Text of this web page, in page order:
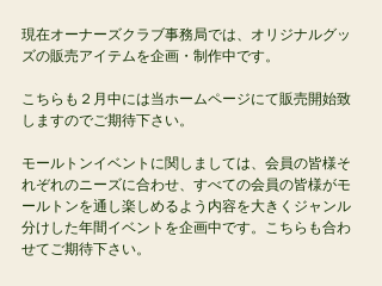
現在オーナーズクラブ事務局では、オリジナルグッ
ズの販売アイテムを企画・制作中です。
こちらも２月中には当ホームページにて販売開始致
しますのでご期待下さい。
モールトンイベントに関しましては、会員の皆様そ
れぞれのニーズに合わせ、すべての会員の皆様がモ
ールトンを通し楽しめるよう内容を大きくジャンル
分けした年間イベントを企画中です。こちらも合わ
せてご期待下さい。